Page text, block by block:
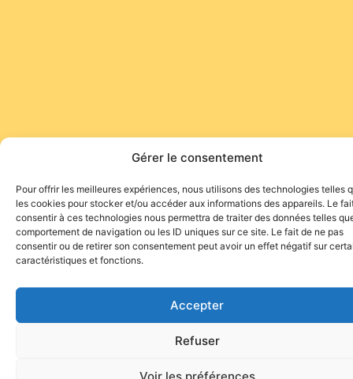
Gérer le consentement
Pour offrir les meilleures expériences, nous utilisons des technologies telles
les cookies pour stocker et/ou accéder aux informations des appareils. Le
consentir à ces technologies nous permettra de traiter des données telles
comportement de navigation ou les ID uniques sur ce site. Le fait de ne pas
consentir ou de retirer son consentement peut avoir un effet négatif sur
caractéristiques et fonctions.
Accepter
Refuser
Voir les préférences